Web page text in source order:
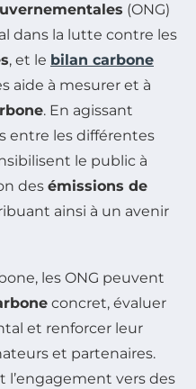
(ONG)
dans la lutte contre les
, et le bilan carbone
aide à mesurer et à
. En agissant
entre les différentes
le public à
des émissions de
ainsi à un avenir
les ONG peuvent
concret, évaluer
et renforcer leur
et partenaires.
vers des